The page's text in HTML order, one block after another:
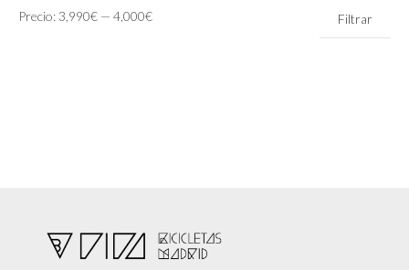
Precio
Precio
Filtrar
Precio:3,990€ — 4,000€